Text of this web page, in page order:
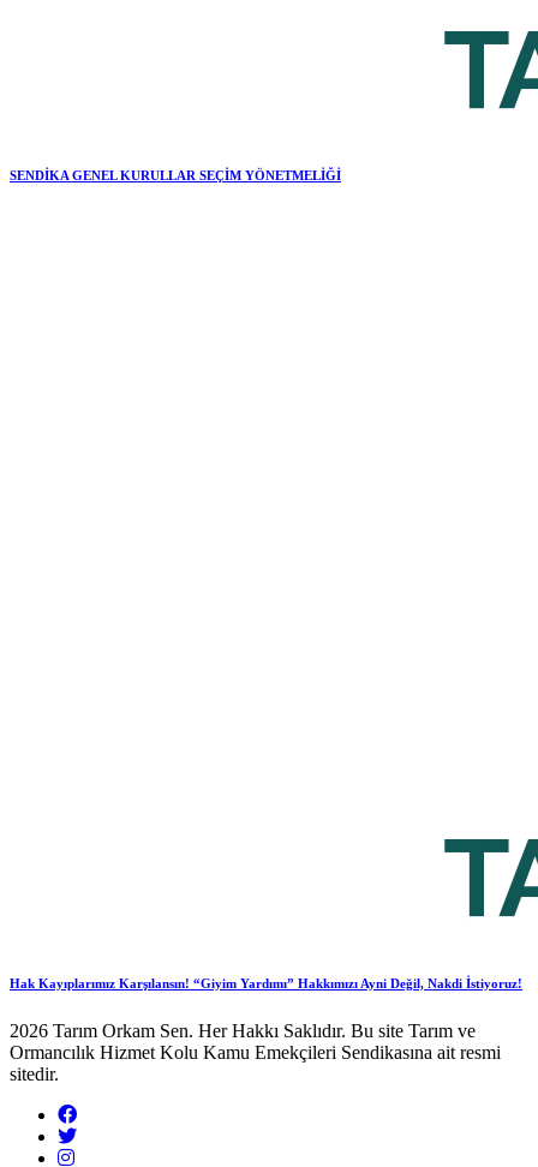
SENDİKA GENEL KURULLAR SEÇİM YÖNETMELİĞİ
Hak Kayıplarımız Karşılansın! “Giyim Yardımı” Hakkımızı Ayni Değil, Nakdi İstiyoruz!
2026 Tarım Orkam Sen. Her Hakkı Saklıdır. Bu site Tarım ve
Ormancılık Hizmet Kolu Kamu Emekçileri Sendikasına ait resmi
sitedir.